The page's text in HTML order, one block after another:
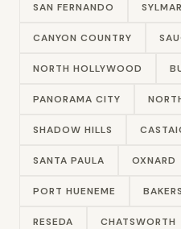
SAN FERNANDO SYLMAR
CANYON COUNTRY
NORTH HOLLYWOOD
PANORAMA CITY
SHADOW HILLS
SANTA PAULA OXNARD
PORT HUENEME
RESEDA CHATSWORTH